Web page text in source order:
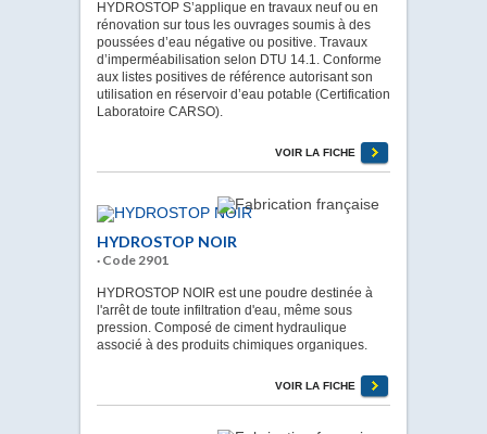
HYDROSTOP S’applique en travaux neuf ou en
rénovation sur tous les ouvrages soumis à des
poussées d’eau négative ou positive. Travaux
d’imperméabilisation selon DTU 14.1. Conforme
aux listes positives de référence autorisant son
utilisation en réservoir d’eau potable (Certification
Laboratoire CARSO).
VOIR LA FICHE
HYDROSTOP NOIR
· Code 2901
HYDROSTOP NOIR est une poudre destinée à
l'arrêt de toute infiltration d'eau, même sous
pression. Composé de ciment hydraulique
associé à des produits chimiques organiques.
VOIR LA FICHE